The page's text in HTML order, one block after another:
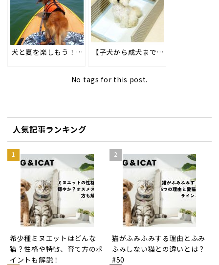
犬と夏を楽しもう！レジャーの注意点と散歩不足のストレス解消法#203 【子犬から成犬まで】トイレトレーニングの方法と失敗しないコツ
No tags for this post.
人気記事ランキング
希少種ミヌエットはどんな
猫？性格や特徴、育て方のポ
イントも解説！
猫がふみふみする理由とふみ
ふみしない猫との違いとは？
#50